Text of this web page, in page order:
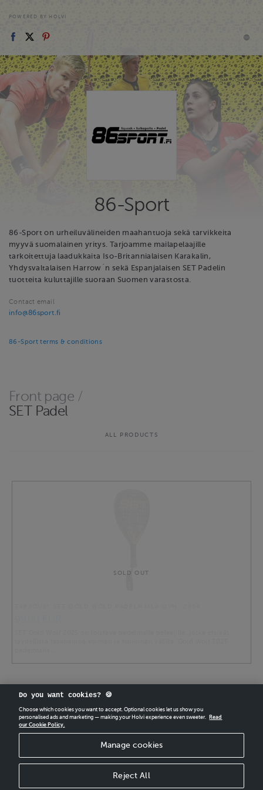
POWERED BY HOLVI
86-Sport
86-Sport on urheiluvälineiden maahantuoja sekä tarvikkeita
myyvä suomalainen yritys. Tarjoamme mailapelaajille
tarkoitettuja laadukkaita Iso-Britannialaisen Karakalin,
Yhdysvaltalaisen Harrow´n sekä Espanjalaisen SET Padelin
tuotteita kuluttajille suoraan Suomen varastosta.
Contact email
info@86sport.fi
86-Sport terms & conditions
Front page /
SET Padel
ALL PRODUCTS
SOLD OUT
CREATEYOUR OWN HOLVI ONLINE STORE IN MINUTES.
Holvi Payment Services Ltd is regulated by the Financial Supervisory Authority of
Finland as an Authorised Payment Institution with license to operate in the
Do you want cookies? 🍪
Choose which cookies you want to accept. Optional cookies let us show you
personalised ads and marketing — making your Holvi experience even sweeter.
Read
our Cookie Policy.
Manage cookies
Reject All